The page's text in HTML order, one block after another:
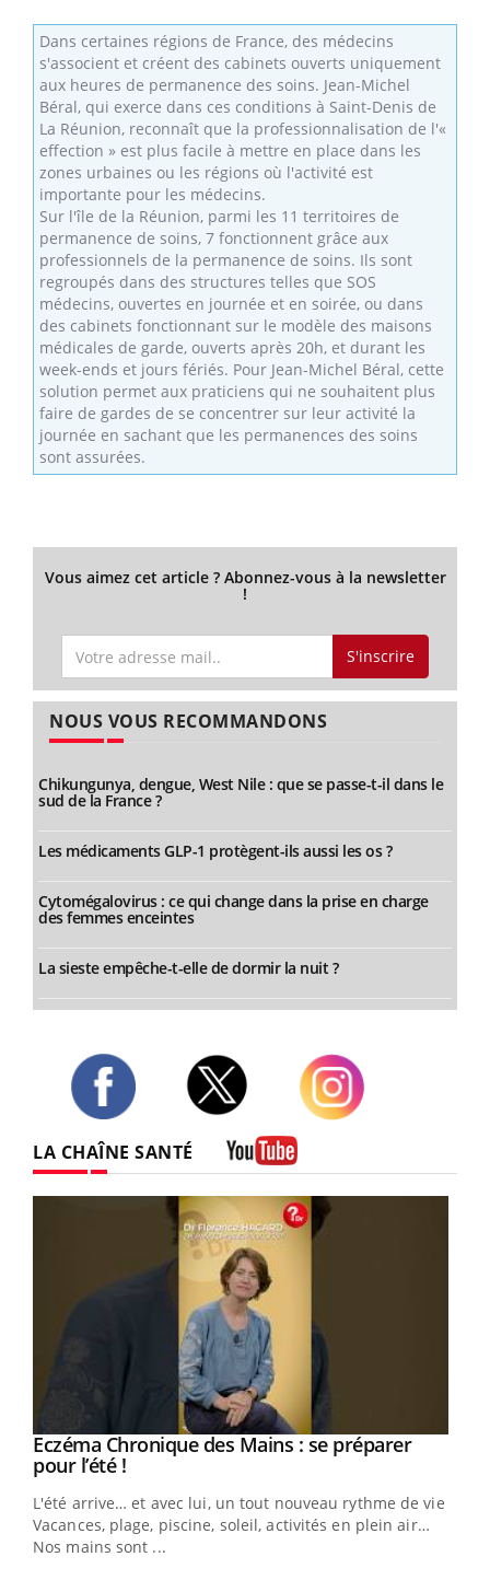
Dans certaines régions de France, des médecins
s'associent et créent des cabinets ouverts uniquement
aux heures de permanence des soins. Jean-Michel
Béral, qui exerce dans ces conditions à Saint-Denis de
La Réunion, reconnaît que la professionnalisation de l'«
effection » est plus facile à mettre en place dans les
zones urbaines ou les régions où l'activité est
importante pour les médecins.
Sur l'île de la Réunion, parmi les 11 territoires de
permanence de soins, 7 fonctionnent grâce aux
professionnels de la permanence de soins. Ils sont
regroupés dans des structures telles que SOS
médecins, ouvertes en journée et en soirée, ou dans
des cabinets fonctionnant sur le modèle des maisons
médicales de garde, ouverts après 20h, et durant les
week-ends et jours fériés. Pour Jean-Michel Béral, cette
solution permet aux praticiens qui ne souhaitent plus
faire de gardes de se concentrer sur leur activité la
journée en sachant que les permanences des soins
sont assurées.
Vous aimez cet article ? Abonnez-vous à la newsletter
!
S'inscrire
NOUS VOUS RECOMMANDONS
Chikungunya, dengue, West Nile : que se passe-t-il dans le
sud de la France ?
Les médicaments GLP-1 protègent-ils aussi les os ?
Cytomégalovirus : ce qui change dans la prise en charge
des femmes enceintes
La sieste empêche-t-elle de dormir la nuit ?
LA CHAÎNE SANTÉ
Youtube
Eczéma Chronique des Mains : se préparer
pour l’été !Youtube
L'été arrive… et avec lui, un tout nouveau rythme de vie !
Vacances, plage, piscine, soleil, activités en plein air…
Nos mains sont ...